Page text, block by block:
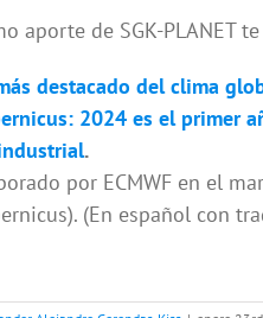
aporte de SGK-PLANET
destacado del clima
2024 es el primer
.
por ECMWF en el
(En español con